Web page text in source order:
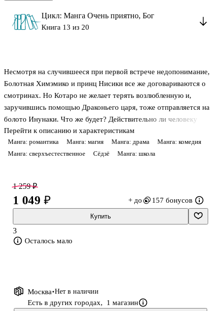
Цикл: Манга Очень приятно, Бог
Книга 13 из 20
Манга: романтика Манга: магия Манга: драма
Манга: комедия
Манга: сверхъестественное
Сёдзё Манга: школа
Несмотря на случившееся при первой встрече недопонимание,
Болотная Химэмико и принц Нисики все же договариваются о
смотринах. Но Котаро не желает терять возлюбленную и,
заручившись помощью Драконьего царя, тоже отправляется на
болото Инунаки. Что же будет? Действительно ли человеку
предначертано быть с человеком, а духу - с духом?.. Беда не
приходит одна: Нанами, которая должна провести свадебную
церемонию, ведет себя крайне странно, и Томоэ начинает
Перейти к описанию и характеристикам
1 259 ₽
1 049 ₽ + до 157 бонусов
Купить
3
Осталось мало
Москва Нет в наличии
Есть в других городах, 1 магазин